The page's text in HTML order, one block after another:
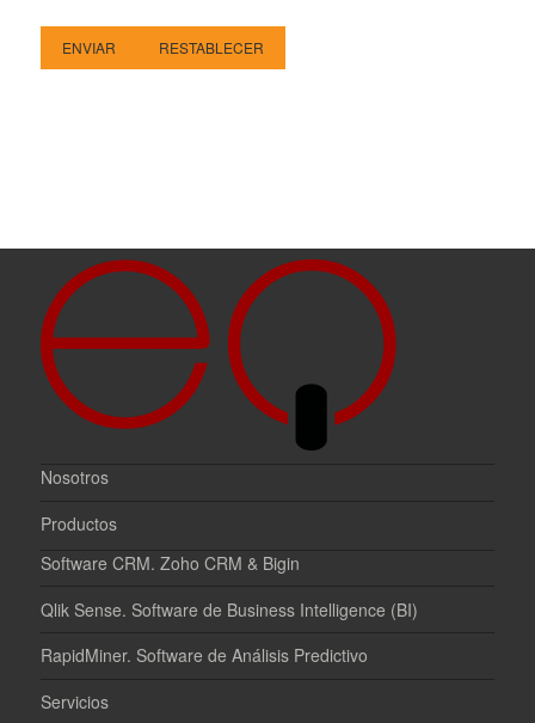
Nosotros
Productos
Software CRM. Zoho CRM & Bigin
Qlik Sense. Software de Business Intelligence (BI)
RapidMiner. Software de Análisis Predictivo
Servicios